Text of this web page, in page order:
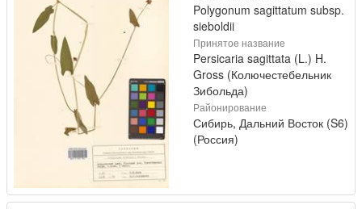
Polygonum sagittatum subsp.
sieboldii
Принятое название
Persicaria sagittata (L.) H.
Gross (Колючестебельник
Зибольда)
Районирование
Сибирь, Дальний Восток (S6)
(Россия)